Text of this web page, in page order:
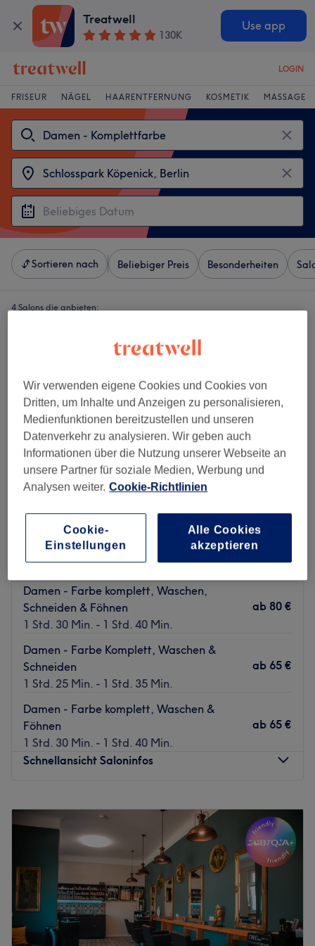
Treatwell
130K
Use app
LOGIN
FRISEUR NÄGEL HAARENTFERNUNG KOSMETIK MASSAGE
Sortieren nach Beliebiger Preis Besonderheiten
4 Salons die anbieten:
Your Coiffeur
1887 Bewertungen
Damen - Farbe komplett, Waschen,
Schneiden & Föhnen
1 Std. 30 Min. - 1 Std. 40 Min.
ab 80 €
Damen - Farbe Komplett, Waschen &
Schneiden
1 Std. 25 Min. - 1 Std. 35 Min.
ab 65 €
Damen - Farbe komplett, Waschen &
Föhnen
1 Std. 30 Min. - 1 Std. 40 Min.
ab 65 €
Schnellansicht Saloninfos
09:00
20:00
Mittwoch
09:00
20:00
Donnerstag
09:00–20:00
Freitag
09:00
20:00
Samstag
09:00 20:00
Sonntag
Geschlossen
Echtes Wohlfühlprogramm und sagenhafte Schnitte
Wir verwenden eigene Cookies und Cookies von
Dritten, um Inhalte und Anzeigen zu personalisieren,
Medienfunktionen bereitzustellen und unseren
Datenverkehr zu analysieren. Wir geben auch
Informationen über die Nutzung unserer Webseite an
unsere Partner für soziale Medien, Werbung und
Analysen weiter. Cookie-Richtlinien
Cookie-
Einstellungen
Alle Cookies
akzeptieren